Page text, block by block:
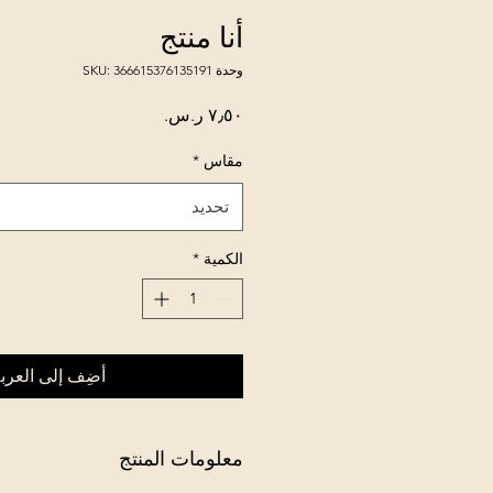
أنا منتج
وحدة SKU: 366615376135191
مقاس *
تحديد
الكمية *
أضِف إلى
معلومات المنتج